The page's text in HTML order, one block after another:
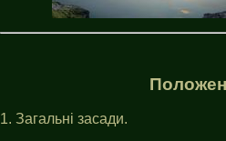
1. Загальні засади.